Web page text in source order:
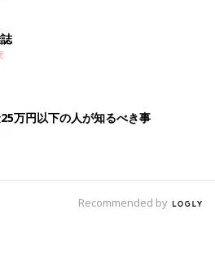
万円以下の人が知るべき事
Recommended by